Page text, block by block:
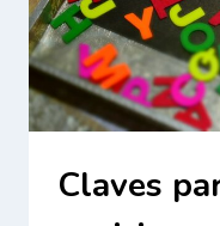
Claves